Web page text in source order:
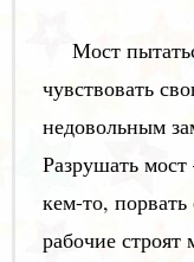
Мост
чувствовать
недовольным
Разрушать
кем-то,
рабочие